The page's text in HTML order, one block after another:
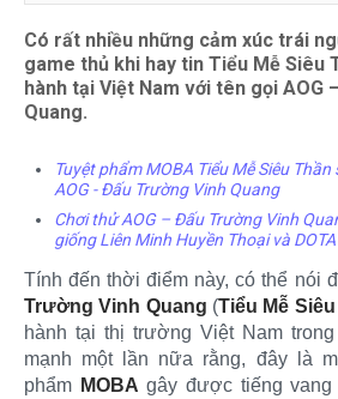
Có rất nhiều những cảm xúc trái
game thủ khi hay tin Tiểu Mễ Siêu
hành tại Việt Nam với tên gọi AOG
Quang.
Tuyệt phẩm MOBA Tiểu Mễ Siêu
AOG - Đấu Trường Vinh Quang
Chơi thử AOG – Đấu Trường Vinh
giống Liên Minh Huyền Thoại và
Tính đến thời điểm này, có thể nói
Trường Vinh Quang (Tiểu Mễ
hành tại thị trường Việt Nam
mạnh một lần nữa rằng, đây là
phẩm MOBA gây được tiếng